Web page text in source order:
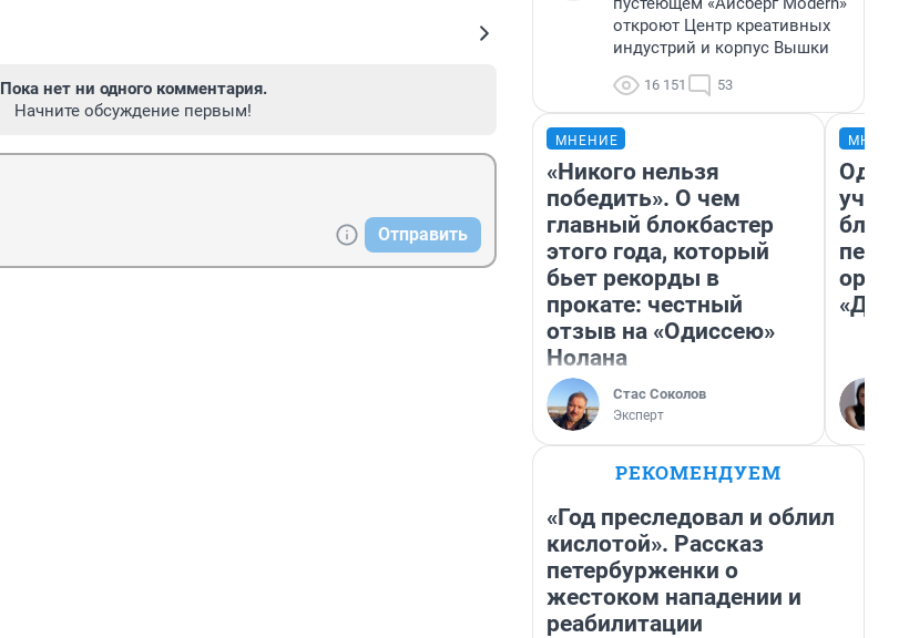
Пока нет ни одного комментария.
Начните обсуждение первым!
Отправить
откроют Центр креативных
индустрий и корпус Вышки
16 151 53
МНЕНИЕ
«Никого нельзя
победить». О чем
главный блокбастер
этого года, который
бьет рекорды в
прокате: честный
отзыв на «Одиссею»
Нолана
Стас Соколов
Эксперт
Один
РЕКОМЕНДУЕМ
«Год преследовал и облил
кислотой». Рассказ
петербурженки о
жестоком нападении и
реабилитации